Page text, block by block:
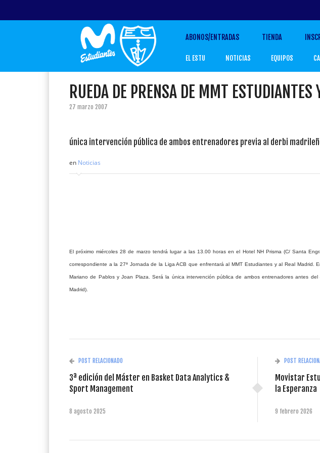
ABONOS/ENTRADAS TIENDA
EL ESTU NOTICIAS EQUIPOS
RUEDA DE PRENSA DE MMT ESTUDIANTES
27 marzo 2007
única intervención pública de ambos entrenadores previa al derbi
en Noticias
El próximo miércoles 28 de marzo tendrá lugar a las 13.00 horas en el Hotel NH Prisma (C/ Santa
correspondiente a la 27ª Jornada de la Liga ACB que enfrentará al MMT Estudiantes y al Real Madrid.
Mariano de Pablos y Joan Plaza. Será la única intervención pública de ambos entrenadores antes
Madrid).
POST RELACIONADO
3ª edición del Máster en Basket Data Analytics &
Sport Management
8 agosto 2025
POST
Movistar
la Esperanza
9 febrero 2026